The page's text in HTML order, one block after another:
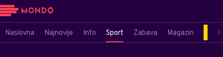
Naslovna Najnovije Info Sport Zabava Magazin